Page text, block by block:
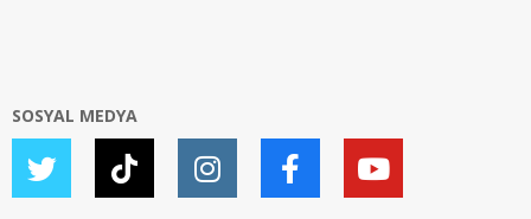
SOSYAL MEDYA